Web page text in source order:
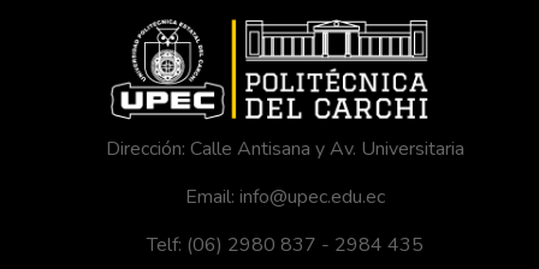
Dirección: Calle Antisana y Av. Universitaria
Email: info@upec.edu.ec
Telf: (06) 2980 837 - 2984 435